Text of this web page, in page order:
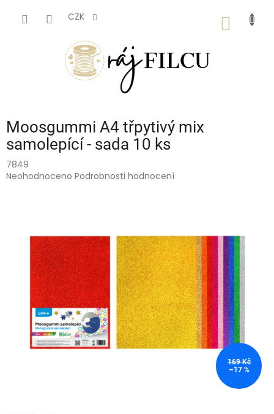
CZK
Moosgummi A4 třpytivý mix
samolepící - sada 10 ks
7849
Průměrné
hvězdiček.
Neohodnoceno Podrobnosti hodnocení
169 Kč
–17 %